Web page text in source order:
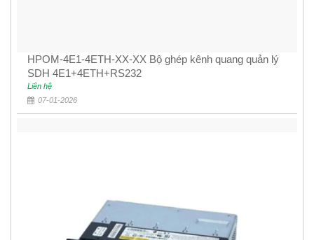
HPOM-4E1-4ETH-XX-XX Bộ ghép kênh quang quản lý
SDH 4E1+4ETH+RS232
Liên hệ
07-01-2026